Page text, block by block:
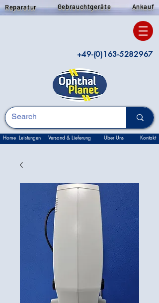
Reparatur Gebrauchtgeräte Ankauf
+49-(0)163-5282967
Home Leistungen Versand & Lieferung Über Uns Kontakt